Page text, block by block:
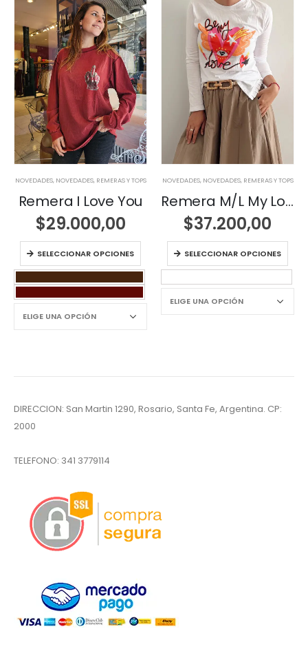
NOVEDADES, NOVEDADES, REMERAS Y TOPS
Remera I Love You
$29.000,00
SELECCIONAR OPCIONES
NOVEDADES, NOVEDADES, REMERAS Y TOPS
Remera M/L My Love
$37.200,00
SELECCIONAR OPCIONES
DIRECCION: San Martin 1290, Rosario, Santa Fe, Argentina. CP:
2000
TELEFONO: 341 3779114